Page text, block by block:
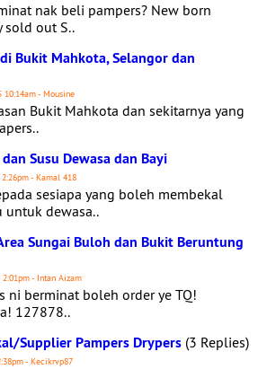
nak beli pampers? New born
sold out S..
Bukit Mahkota, Selangor dan
10:14am - Mousine
Bukit Mahkota dan sekitarnya yang
Susu Dewasa dan Bayi
- Kamal 418
sesiapa yang boleh membekal
untuk dewasa..
Sungai Buloh dan Bukit Beruntung
- Intan Aizam
ni berminat boleh order ye TQ!
127878..
Supplier Pampers Drypers (3 Replies)
- Kecikrvp87